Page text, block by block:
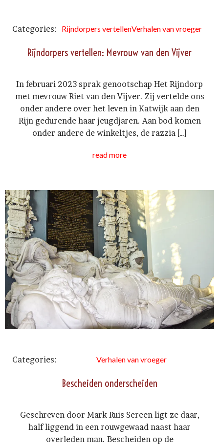
Categories: Rijndorpers vertellenVerhalen van vroeger
Rijndorpers vertellen: Mevrouw van den Vijver
In februari 2023 sprak genootschap Het Rijndorp
met mevrouw Riet van den Vijver. Zij vertelde ons
onder andere over het leven in Katwijk aan den
Rijn gedurende haar jeugdjaren. Aan bod komen
onder andere de winkeltjes, de razzia […]
read more
Categories: Verhalen van vroeger
Bescheiden onderscheiden
Geschreven door Mark Ruis Sereen ligt ze daar,
half liggend in een rouwgewaad naast haar
overleden man. Bescheiden op de